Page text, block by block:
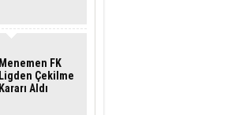
Menemen FK
Ligden Çekilme
Kararı Aldı